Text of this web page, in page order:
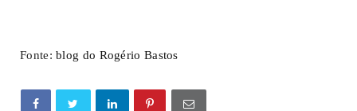
Fonte:blog do Rogério Bastos